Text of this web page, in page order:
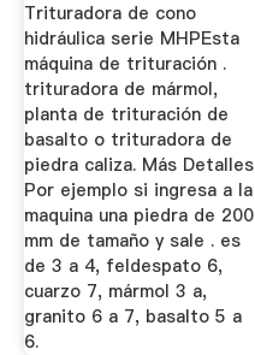
Trituradora de cono
hidráulica serie MHPEsta
máquina de trituración .
trituradora de mármol,
planta de trituración de
basalto o trituradora de
piedra caliza. Más Detalles
Por ejemplo si ingresa a la
maquina una piedra de 200
mm de tamaño y sale . es
de 3 a 4, feldespato 6,
cuarzo 7, mármol 3 a,
granito 6 a 7, basalto 5 a
6.